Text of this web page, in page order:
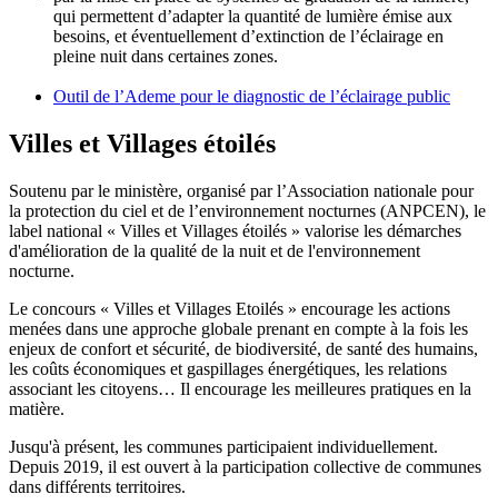
qui permettent d’adapter la quantité de lumière émise aux
besoins, et éventuellement d’extinction de l’éclairage en
pleine nuit dans certaines zones.
Outil de l’Ademe pour le diagnostic de l’éclairage public
Villes et Villages étoilés
Soutenu par le ministère, organisé par l’Association nationale pour
la protection du ciel et de l’environnement nocturnes (ANPCEN), le
label national « Villes et Villages étoilés » valorise les démarches
d'amélioration de la qualité de la nuit et de l'environnement
nocturne.
Le concours « Villes et Villages Etoilés » encourage les actions
menées dans une approche globale prenant en compte à la fois les
enjeux de confort et sécurité, de biodiversité, de santé des humains,
les coûts économiques et gaspillages énergétiques, les relations
associant les citoyens… Il encourage les meilleures pratiques en la
matière.
Jusqu'à présent, les communes participaient individuellement.
Depuis 2019, il est ouvert à la participation collective de communes
dans différents territoires.